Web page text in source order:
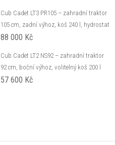
Cub Cadet LT3 PR105 – zahradní traktor
105 cm, zadní výhoz, koš 240 l, hydrostat
88 000 Kč
Cub Cadet LT2 NS92 – zahradní traktor
92 cm, boční výhoz, volitelný koš 200 l
57 600 Kč